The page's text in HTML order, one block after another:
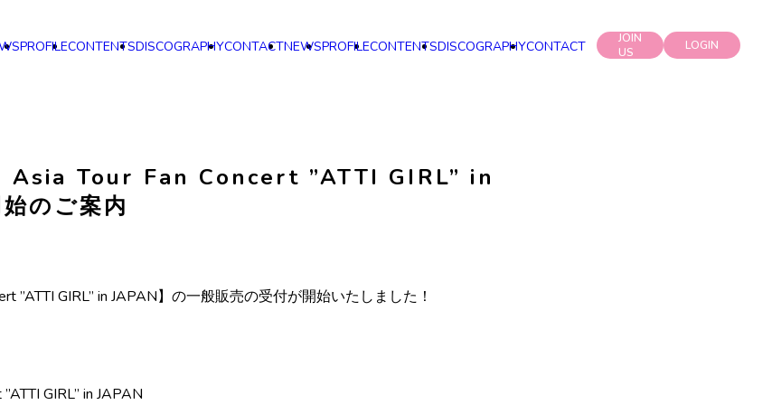
PROFILECONTENTSDISCOGRAPHYCONTACTNEWSPROFILECONTENTSDISCOGRAPHYCONTACT
JOIN
US
LOGIN
Asia Tour Fan Concert ”ATTI GIRL” in
のご案内
”ATTI GIRL” in JAPAN】の一般販売の受付が開始いたしました！
GIRL” in JAPAN